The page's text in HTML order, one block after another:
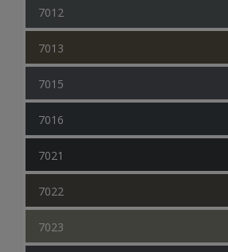
7012
7013
7015
7016
7021
7022
7023